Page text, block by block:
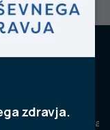
zdravja.
ambulante